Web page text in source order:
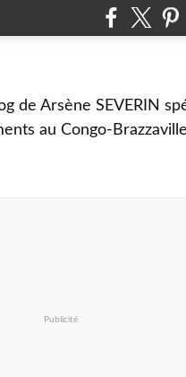
de Arsène SEVERIN
au Congo-
Publicité